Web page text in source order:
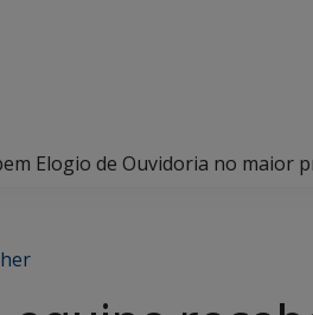
Elogio de Ouvidoria no maior